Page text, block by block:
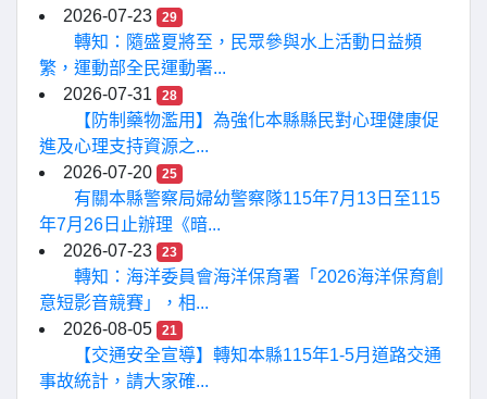
2026-07-23
29
轉知：隨盛夏將至，民眾參與水上活動日益頻
繁，運動部全民運動署...
2026-07-31
28
【防制藥物濫用】為強化本縣縣民對心理健康促
進及心理支持資源之...
2026-07-20
25
有關本縣警察局婦幼警察隊115年7月13日至115
年7月26日止辦理《暗...
2026-07-23
23
轉知：海洋委員會海洋保育署「2026海洋保育創
意短影音競賽」，相...
2026-08-05
21
【交通安全宣導】轉知本縣115年1-5月道路交通
事故統計，請大家確...